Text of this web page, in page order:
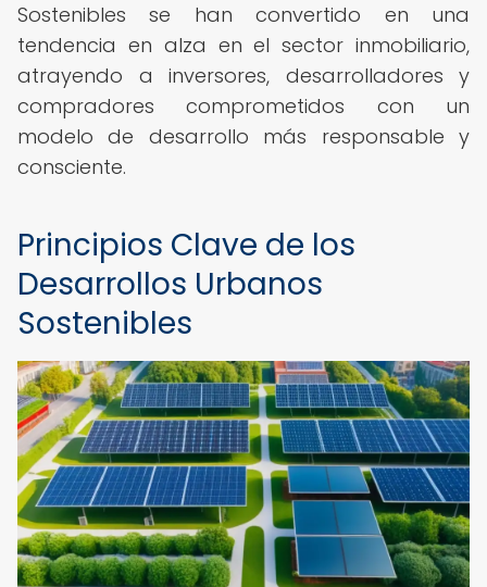
Sostenibles se han convertido en una
tendencia en alza en el sector inmobiliario,
atrayendo a inversores, desarrolladores y
compradores comprometidos con un
modelo de desarrollo más responsable y
consciente.
Principios Clave de los
Desarrollos Urbanos
Sostenibles